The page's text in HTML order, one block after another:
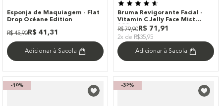
Esponja de Maquiagem - Flat
Drop Océane Edition
R$ 45,90R$ 41 ,31
Adicionar à Sacola
Bruma Revigorante Facial -
Vitamin C Jelly Face Mist
100ml
R$ 79,90R$ 71 ,91
2x de R$35,95
Adicionar à Sacola
-10% -32%